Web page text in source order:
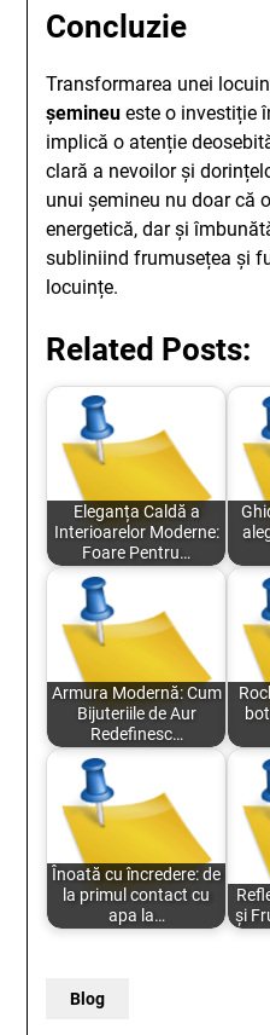
Concluzie
Transformarea unei
șemineu este o investiție
implică o atenție
clară a nevoilor și
unui șemineu nu doar că
energetică, dar și
subliniind frumusețea și
locuințe.
Related Posts:
Eleganța Caldă a
Interioarelor Moderne:
Foare Pentru…
Armura Modernă: Cum
Bijuteriile de Aur
Redefinesc…
Înoată cu încredere: de
la primul contact cu
apa la…
și
Blog